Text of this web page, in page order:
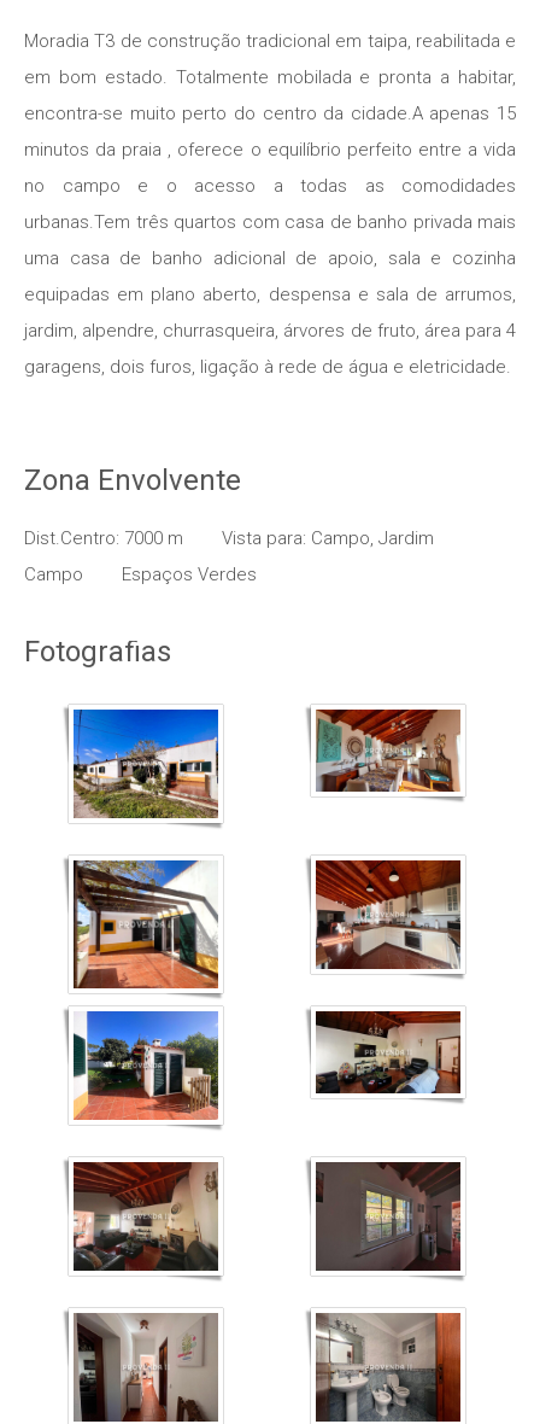
Moradia T3 de construção tradicional em taipa, reabilitada e
em bom estado. Totalmente mobilada e pronta a habitar,
encontra-se muito perto do centro da cidade.A apenas 15
minutos da praia , oferece o equilíbrio perfeito entre a vida
no campo e o acesso a todas as comodidades
urbanas.Tem três quartos com casa de banho privada mais
uma casa de banho adicional de apoio, sala e cozinha
equipadas em plano aberto, despensa e sala de arrumos,
jardim, alpendre, churrasqueira, árvores de fruto, área para 4
garagens, dois furos, ligação à rede de água e eletricidade.
Zona Envolvente
Dist.Centro: 7000 m
Vista para: Campo, Jardim
Campo
Espaços Verdes
Fotografias